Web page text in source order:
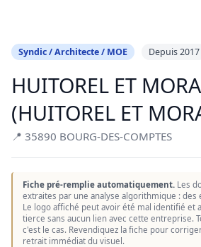
Syndic / Architecte / MOE Depuis 2017
HUITOREL ET
(HUITOREL ET
📍 35890 BOURG-DES-COMPTES
Fiche pré-remplie automatiquement. Les
extraites par une analyse algorithmique : des
Le logo affiché peut avoir été mal identifié et
tierce sans aucun lien avec cette entreprise.
c'est le cas. Revendiquez la fiche pour
retrait immédiat du visuel.